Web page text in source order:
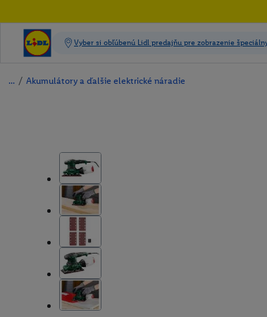
/ Akumulátory a ďalšie elektrické náradie